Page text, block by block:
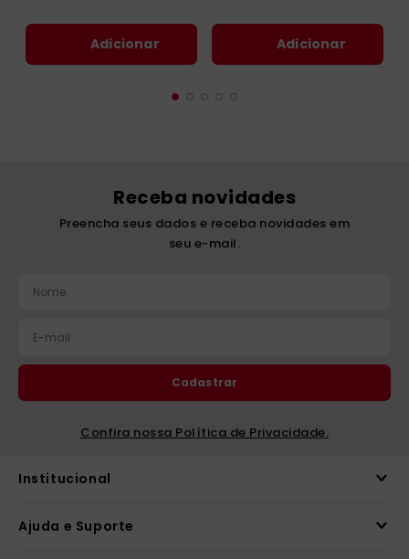
Adicionar Adicionar
Receba novidades
Preencha seus dados e receba novidades em
seu e-mail.
Confira nossa Política de Privacidade.
Cadastrar
Institucional
Ajuda e Suporte